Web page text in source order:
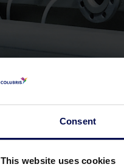
Consent
This website uses cookies